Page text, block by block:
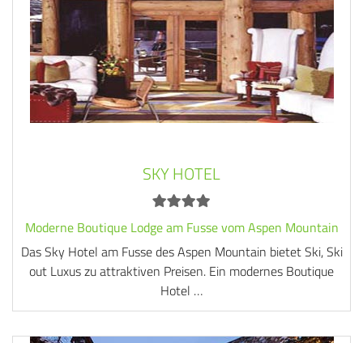
SKY HOTEL
Moderne Boutique Lodge am Fusse vom Aspen Mountain
Das Sky Hotel am Fusse des Aspen Mountain bietet Ski, Ski
out Luxus zu attraktiven Preisen. Ein modernes Boutique
Hotel …